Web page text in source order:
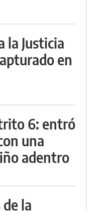
la Justicia
en
6: entró
una
adentro
la